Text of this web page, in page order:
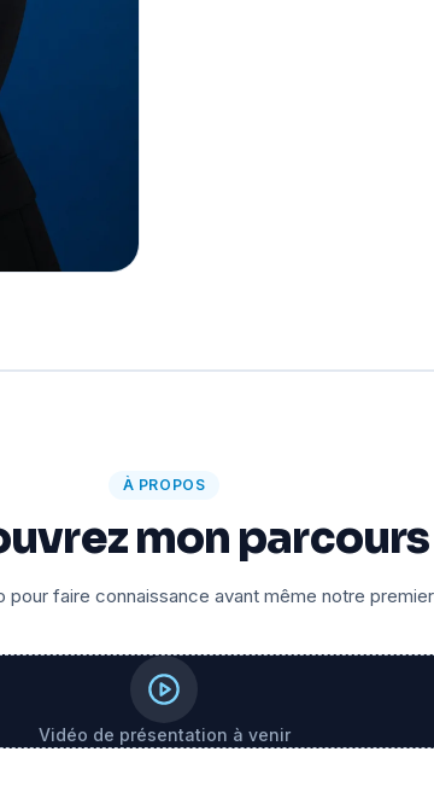
À PROPOS
mon parcours
pour faire connaissance avant même notre
Vidéo de présentation à venir